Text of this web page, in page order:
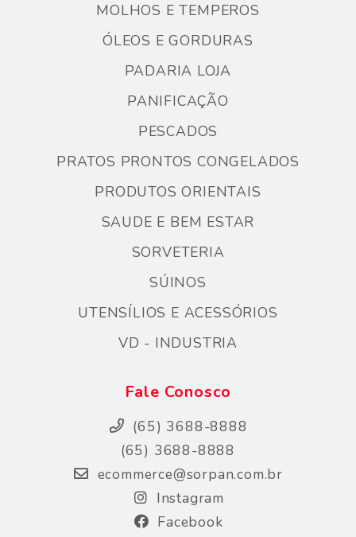
MOLHOS E TEMPEROS
ÓLEOS E GORDURAS
PADARIA LOJA
PANIFICAÇÃO
PESCADOS
PRATOS PRONTOS CONGELADOS
PRODUTOS ORIENTAIS
SAUDE E BEM ESTAR
SORVETERIA
SÚINOS
UTENSÍLIOS E ACESSÓRIOS
VD - INDUSTRIA
Fale Conosco
(65) 3688-8888
(65) 3688-8888
ecommerce@sorpan.com.br
Instagram
Facebook